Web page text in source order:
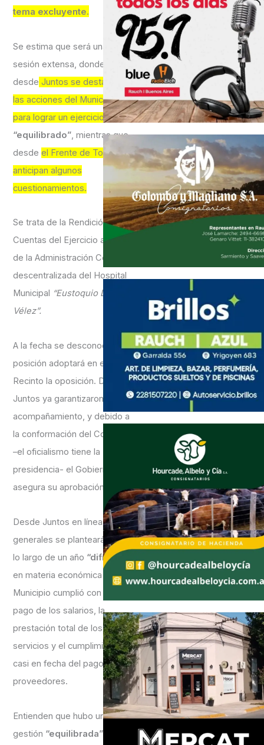
tema excluyente.
Se estima que será una
sesión extensa, donde
desde Juntos se destacarán
las acciones del Municipio
para lograr un ejercicio
“equilibrado”, mientras que
desdeel Frente de Todos se
anticipan algunos
cuestionamientos.
Se trata de la Rendición de
Cuentas del Ejercicio anterior
de la Administración Central y
descentralizada del Hospital
Municipal
“Eustoquio Díaz
Vélez”.
A la fecha se desconoce qué
posición adoptará en el
Recinto la oposición. Desde
Juntos ya garantizaron el
acompañamiento, y debido a
la conformación del Concejo
–el oficialismo tiene la
presidencia- el Gobierno se
asegura su aprobación.
Desde Juntos en líneas
generales se planteará que a
lo largo de un año “difícil”
en materia económica el
Municipio cumplió con el
pago de los salarios, la
prestación total de los
servicios y el cumplimiento
casi en fecha del pago a los
proveedores.
Entienden que hubo una
gestión “equilibrada”